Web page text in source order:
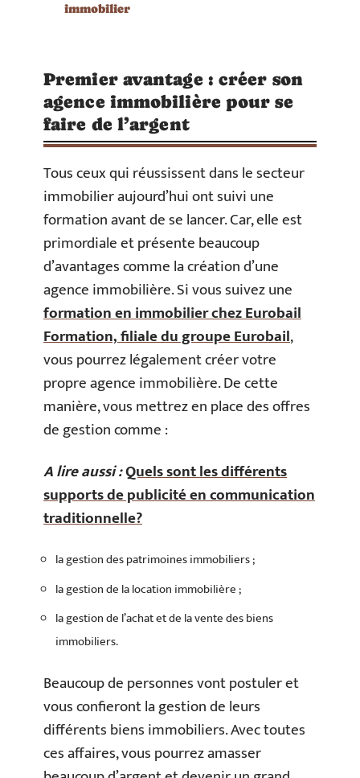
immobilier
Premier avantage : créer son
agence immobilière pour se
faire de l’argent
Tous ceux qui réussissent dans le secteur
immobilier aujourd’hui ont suivi une
formation avant de se lancer. Car, elle est
primordiale et présente beaucoup
d’avantages comme la création d’une
agence immobilière. Si vous suivez une
formation en immobilier chez Eurobail
Formation, filiale du groupe Eurobail,
vous pourrez légalement créer votre
propre agence immobilière. De cette
manière, vous mettrez en place des offres
de gestion comme :
A lire aussi :Quels sont les différents
supports de publicité en communication
traditionnelle?
la gestion des patrimoines immobiliers ;
la gestion de la location immobilière ;
la gestion de l’achat et de la vente des biens
immobiliers.
Beaucoup de personnes vont postuler et
vous confieront la gestion de leurs
différents biens immobiliers. Avec toutes
ces affaires, vous pourrez amasser